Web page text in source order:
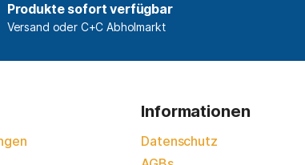
Produkte sofort verfügbar
Versand oder C+C Abholmarkt
Informationen
Datenschutz